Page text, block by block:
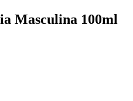
Masculina 100ml